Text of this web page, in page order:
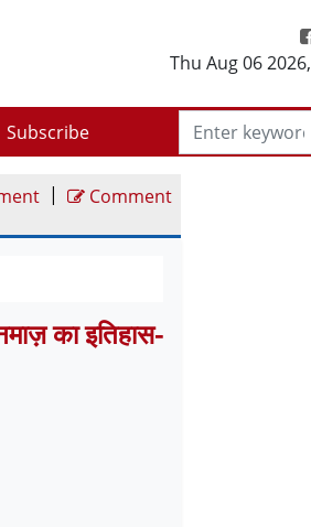
Thu Aug 06 2026,
Subscribe
| Comment
का इतिहास-